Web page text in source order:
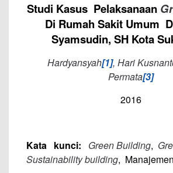
Studi Kasus Pelaksanaan
Di Rumah Sakit Umum
Syamsudin, SH Kota
Hardyansyah[1], Hari
Permata[3]
2016
Kata kunci: Green Building,
Sustainability building,